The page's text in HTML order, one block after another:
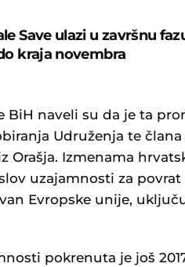
Save ulazi u završnu
kraja novembra
BiH naveli su da je ta
Udruženja te člana
Orašja. Izmenama
uzajamnosti za povrat
Evropske unije,
pokrenuta je još